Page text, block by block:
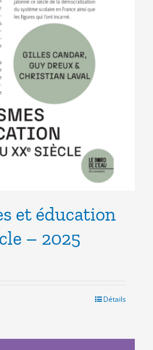
et éducation
– 2025
Détails